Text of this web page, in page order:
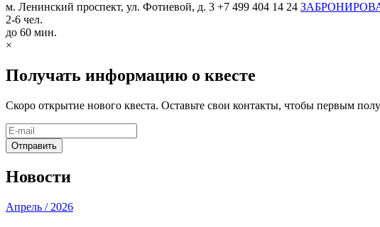
м. Ленинский проспект, ул. Фотиевой, д. 3 +7 499 404 14 24
2-6 чел.
до 60 мин.
×
Получать информацию о квесте
Скоро открытие нового квеста. Оставьте свои контакты, чтобы первым
Новости
Апрель / 2026